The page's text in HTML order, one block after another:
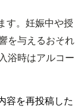
す。妊娠中や授
を与えるおそれ
浴時はアルコー
容を再投稿した